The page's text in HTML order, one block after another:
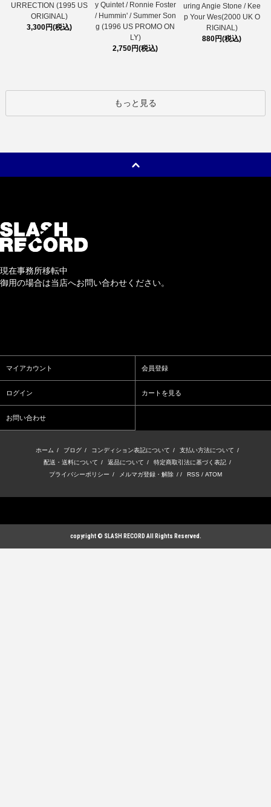
URRECTION (1995 US
ORIGINAL)
3,300円(税込)
y Quintet / Ronnie Foster
/ Hummin' / Summer Son
g (1996 US PROMO ON
LY)
2,750円(税込)
uring Angie Stone / Kee
p Your Wes(2000 UK O
RIGINAL)
880円(税込)
もっと見る
現在事務所移転中
御用の場合は当店へお問い合わせください。
マイアカウント 会員登録
ログイン カートを見る
お問い合わせ
ホーム / ブログ / コンディション表記について / 支払い方法について /
配送・送料について / 返品について / 特定商取引法に基づく表記 /
プライバシーポリシー / メルマガ登録・解除 / / RSS / ATOM
copyright © SLASH RECORD All Rights Reserved.